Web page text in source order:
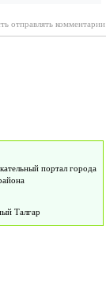
отправлять комментарии
портал города
Талгар